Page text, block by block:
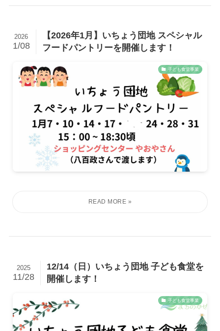
【2026年1月】いちょう団地 スペシャル
フードパントリーを開催します！
2026
1/08
子ども食堂事業
12/14（日）いちょう団地 子ども食堂を
開催します！
2025
11/28
子ども食堂事業